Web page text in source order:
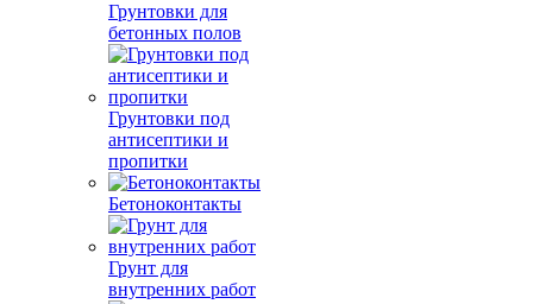
Грунтовки для
бетонных полов
Грунтовки под
антисептики и
пропитки
Бетоноконтакты
Грунт для
внутренних работ